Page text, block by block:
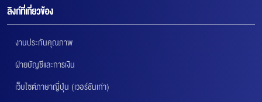
ลิงก์ที่เกี่ยวข้อง
งานประกันคุณภาพ
ฝ่ายบัญชีและการเงิน
เว็บไซต์ภาษาญี่ปุ่น (เวอร์ชันเก่า)